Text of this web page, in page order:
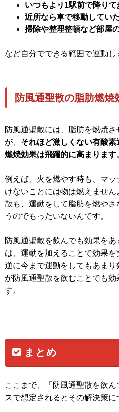
いつもより1駅前で降りて
近所なら車で移動してい
掃除や整理整頓など部屋
など自分でできる範囲で運動し
防風通聖散の脂肪燃焼
防風通聖散には、脂肪を燃焼
が、 それほど激しくない有酸
燃焼効果は飛躍的に高まります
例えば、火を燃やす時も、マ
けないことには物は燃えませ
散も、運動をして脂肪を燃やさ
うのでもったいないんです。
防風通聖散を飲んでも効果を
は、運動を加えることで効果を
逆に今まで運動をしてもあま
が防風通聖散を飲むことでも効
す。
まとめ
ここまで、「防風通聖散を飲
スで想定されるとその解決策に